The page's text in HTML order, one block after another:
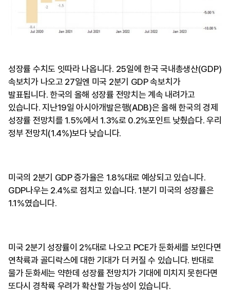
성장률 수치도 잇따라 나옵니다. 25일에 한국 국내총생산(GDP)
속보치가 나오고 27일엔 미국 2분기 GDP 속보치가
발표됩니다. 한국의 올해 성장률 전망치는 계속 내려가고
있습니다. 지난19일 아시아개발은행(ADB)은 올해 한국의 경제
성장률 전망치를 1.5%에서 1.3%로 0.2%포인트 낮췄습다. 우리
정부 전망치(1.4%)보다 낮습니다.
미국의 2분기 GDP 증가율은 1.8%대로 예상되고 있습니다.
GDP나우는 2.4%로 점치고 있습니다. 1분기 미국의 성장률은
1.1%였습니다.
미국 2분기 성장률이 2%대로 나오고 PCE가 둔화세를 보인다면
연착륙과 골디락스에 대한 기대가 더 커질 수 있습니다. 반대로
물가 둔화세는 약한데 성장률 전망치가 기대에 미치지 못한다면
또다시 경착륙 우려가 확산할 가능성이 있습니다.